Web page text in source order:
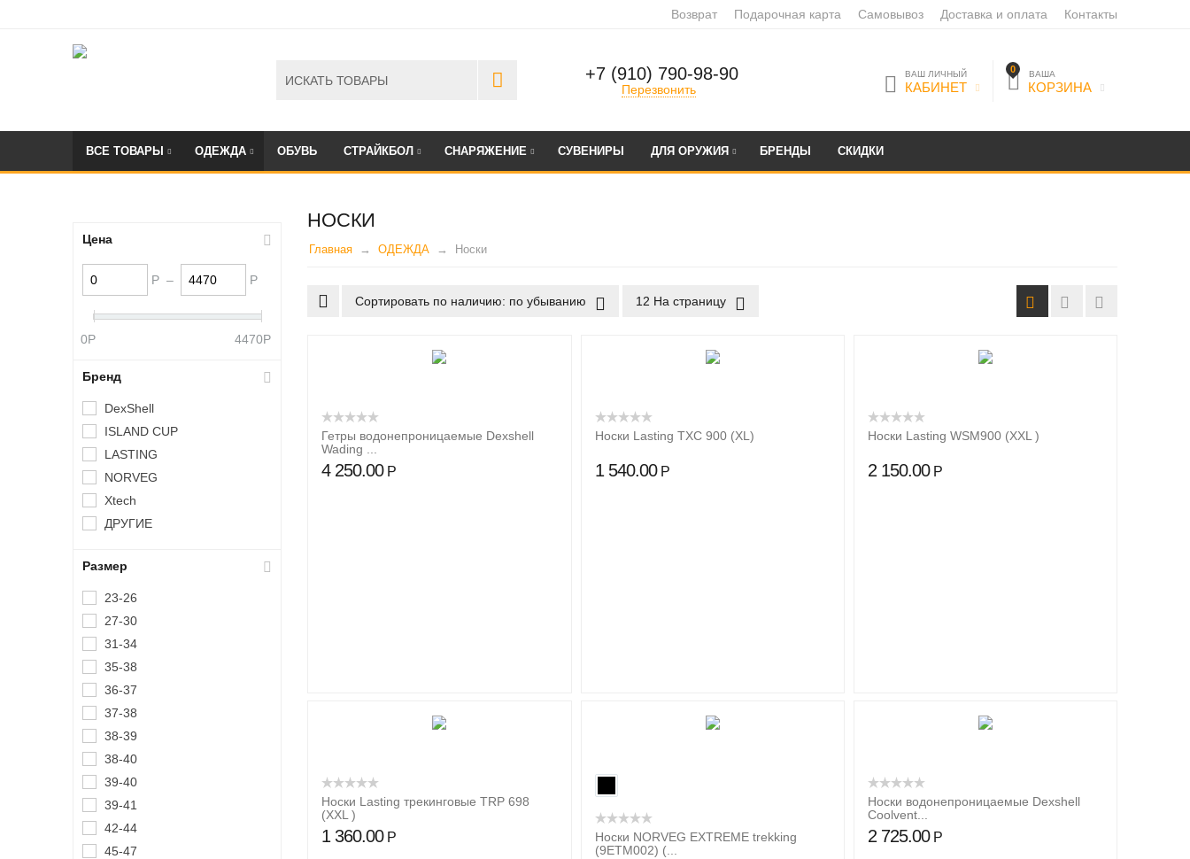
Возврат Подарочная карта Самовывоз Доставка и оплата Контакты
+7 (910) 790-98-90
Перезвонить
0 ВАША
КОРЗИНА
ВАШ ЛИЧНЫЙ
КАБИНЕТ
ВСЕ ТОВАРЫ ОДЕЖДА ОБУВЬ СТРАЙКБОЛ СНАРЯЖЕНИЕ СУВЕНИРЫ ДЛЯ ОРУЖИЯ БРЕНДЫ СКИДКИ
НОСКИ
Главная ОДЕЖДА Носки
Сортировать по наличию: по убыванию 12 На страницу
Гетры водонепроницаемые Dexshell
Wading ...
4 250.00 Р
Носки Lasting TXC 900 (XL)
1 540.00 Р
Носки Lasting WSM900 (XXL )
2 150.00 Р
Носки Lasting трекинговые TRP 698
(XXL )
1 360.00 Р
Носки NORVEG EXTREME trekking
(9ETM002) (...
Носки водонепроницаемые Dexshell
Coolvent...
2 725.00 Р
Цена
Р – Р
0Р 4470Р
Бренд
DexShell
ISLAND CUP
LASTING
NORVEG
Xtech
ДРУГИЕ
Размер
23-26
27-30
31-34
35-38
36-37
37-38
38-39
38-40
39-40
39-41
42-44
45-47